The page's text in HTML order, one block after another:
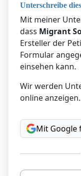
Unterschreibe
Mit meiner
dass Migrant
Ersteller der
Formular
einsehen kann.
Wir werden
online anzeigen.
Mit Google